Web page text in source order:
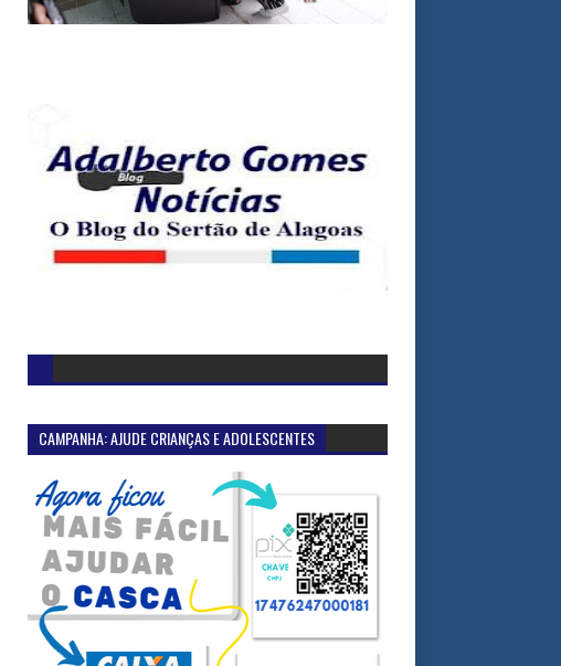
CAMPANHA: AJUDE CRIANÇAS E ADOLESCENTES